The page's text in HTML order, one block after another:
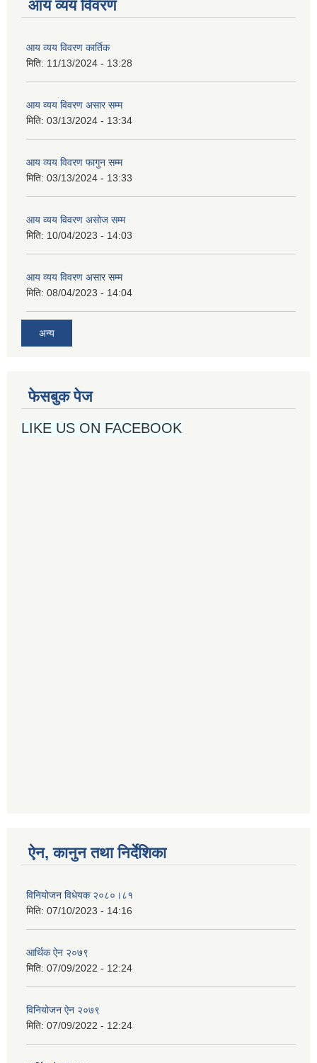
आय व्यय विवरण
आय व्यय विवरण कार्तिक
मिति: 11/13/2024 - 13:28
आय व्यय विवरण असार सम्म
मिति: 03/13/2024 - 13:34
आय व्यय विवरण फागुन सम्म
मिति: 03/13/2024 - 13:33
आय व्यय विवरण असोज सम्म
मिति: 10/04/2023 - 14:03
आय व्यय विवरण असार सम्म
मिति: 08/04/2023 - 14:04
अन्य
फेसबुक पेज
LIKE US ON FACEBOOK
ऐन, कानुन तथा निर्देशिका
विनियोजन विधेयक २०८०।८१
मिति: 07/10/2023 - 14:16
आर्थिक ऐन २०७९
मिति: 07/09/2022 - 12:24
विनियोजन ऐन २०७९
मिति: 07/09/2022 - 12:24